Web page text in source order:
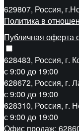
629807, Россия,
Политика в
Публичная оферта
628483, Россия, г.
с 9:00 до 19:00
628672, Россия, г.
с 9:00 до 19:00
628310, Россия, г.
с 9:00 до 19:00
Офис продаж: